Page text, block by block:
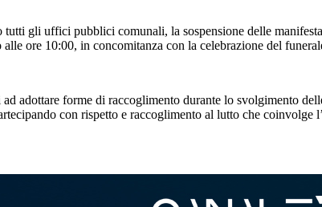
tutti gli uffici pubblici comunali, la sospensione delle
ore 10:00, in concomitanza con la celebrazione del
adottare forme di raccoglimento durante lo svolgimento
con rispetto e raccoglimento al lutto che coinvolge